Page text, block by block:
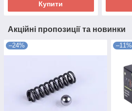
Купити
Акційні пропозиції та новинки
–24% –11%